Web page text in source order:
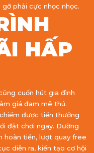
phải cực nhọc nhọc.
HẤP
cuốn hút gia đình
giá đam mê thú.
được tiền thưởng
đặt chơi ngay. Dường
hoàn tiền, lượt quay free
diễn ra, kiến tạo cơ hội